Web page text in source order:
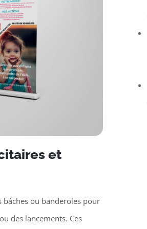
et
ou banderoles pour
des lancements. Ces